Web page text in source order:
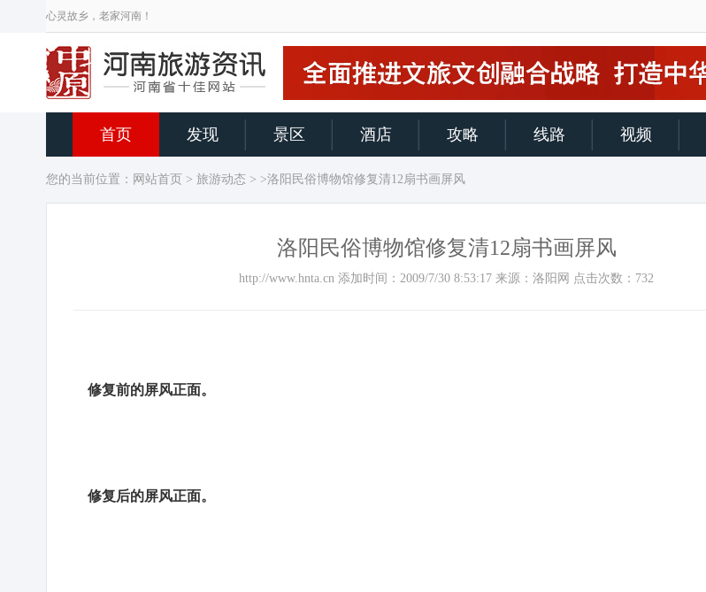
心灵故乡，老家河南！
首页 发现 景区 酒店 攻略 线路 视频
您的当前位置： 网站首页 > 旅游动态 > >洛阳民俗博物馆修复清12扇书画屏风
洛阳民俗博物馆修复清12扇书画屏风
http://www.hnta.cn 添加时间：2009/7/30 8:53:17 来源：洛阳网 点击次数： 732
修复前的屏风正面。
修复后的屏风正面。